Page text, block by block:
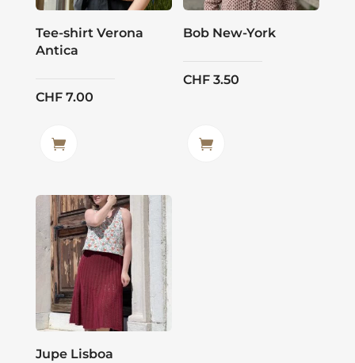
Tee-shirt Verona
Antica
CHF7.00
Bob New-York
CHF 3.50
Jupe Lisboa